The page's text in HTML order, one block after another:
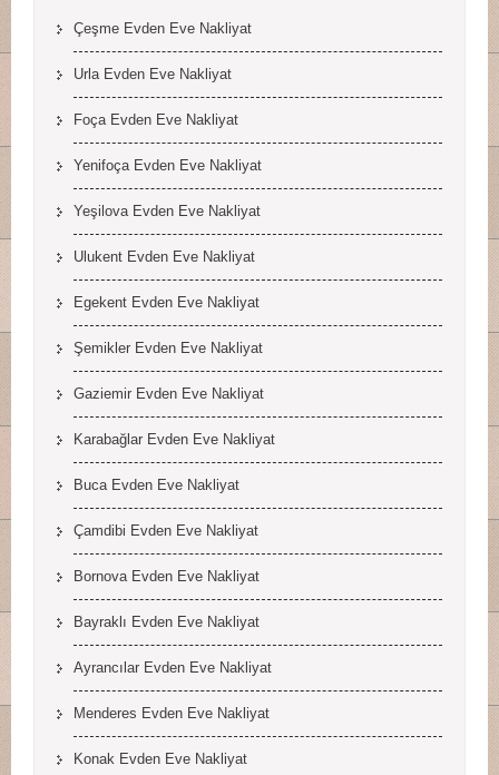
Çeşme Evden Eve Nakliyat
Urla Evden Eve Nakliyat
Foça Evden Eve Nakliyat
Yenifoça Evden Eve Nakliyat
Yeşilova Evden Eve Nakliyat
Ulukent Evden Eve Nakliyat
Egekent Evden Eve Nakliyat
Şemikler Evden Eve Nakliyat
Gaziemir Evden Eve Nakliyat
Karabağlar Evden Eve Nakliyat
Buca Evden Eve Nakliyat
Çamdibi Evden Eve Nakliyat
Bornova Evden Eve Nakliyat
Bayraklı Evden Eve Nakliyat
Ayrancılar Evden Eve Nakliyat
Menderes Evden Eve Nakliyat
Konak Evden Eve Nakliyat